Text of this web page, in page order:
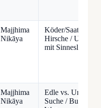
Majjhima
Nikāya
Köder/Saat &
Hirsche / Umgang
mit Sinneslust
Majjhima
Nikāya
Edle vs. Unedle
Suche / Buddhas